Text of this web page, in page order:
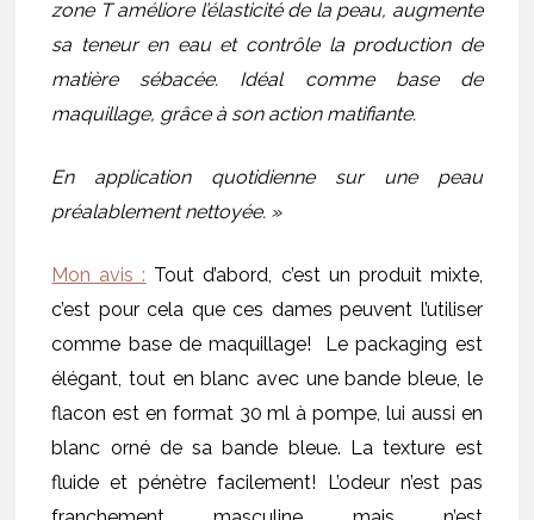
zone T améliore l’élasticité de la peau, augmente
sa teneur en eau et contrôle la production de
matière sébacée. Idéal comme base de
maquillage, grâce à son action matifiante.
En application quotidienne sur une peau
préalablement nettoyée. »
Mon avis : Tout d’abord, c’est un produit mixte,
c’est pour cela que ces dames peuvent l’utiliser
comme base de maquillage! Le packaging est
élégant, tout en blanc avec une bande bleue, le
flacon est en format 30 ml à pompe, lui aussi en
blanc orné de sa bande bleue. La texture est
fluide et pénètre facilement! L’odeur n’est pas